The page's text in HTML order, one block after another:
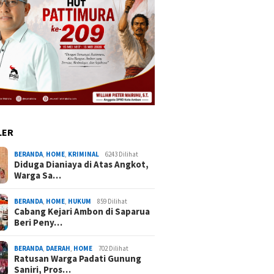
BERANDA HOME KRIMINAL 6243 Dilihat
Diduga Dianiaya di Atas Angkot,
Warga Sa…
BERANDA HOME HUKUM 859 Dilihat
Cabang Kejari Ambon di Saparua
Beri Peny…
BERANDA DAERAH HOME 702 Dilihat
Ratusan Warga Padati Gunung
Saniri, Pros…